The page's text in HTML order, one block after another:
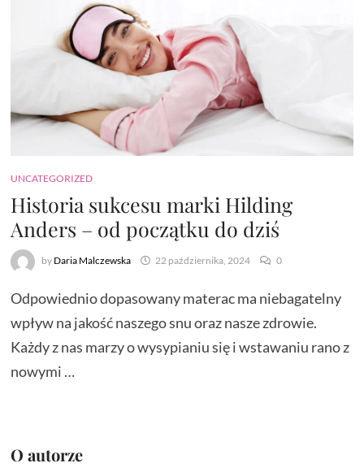
UNCATEGORIZED
Historia sukcesu marki Hilding
Anders – od początku do dziś
by Daria Malczewska 22 października, 2024 0
Odpowiednio dopasowany materac ma niebagatelny
wpływ na jakość naszego snu oraz nasze zdrowie.
Każdy z nas marzy o wysypianiu się i wstawaniu rano z
nowymi …
O autorze